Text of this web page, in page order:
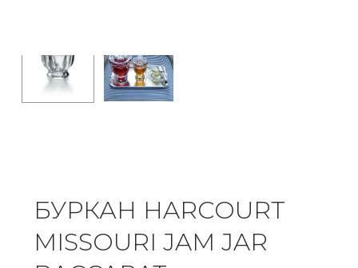
БУРКАН HARCOURT
MISSOURI JAM JAR